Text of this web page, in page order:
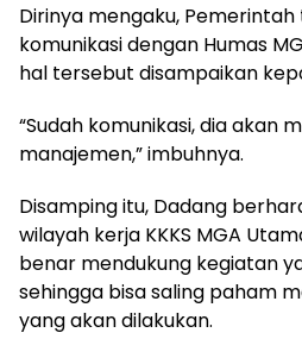
Dirinya mengaku,
komunikasi dengan Humas
hal tersebut disampaikan
“Sudah komunikasi, dia akan
manajemen,” imbuhnya.
Disamping itu, Dadang
wilayah kerja KKKS MGA
benar mendukung kegiatan
sehingga bisa saling paham
yang akan dilakukan.